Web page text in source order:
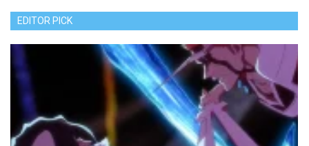
EDITOR PICK